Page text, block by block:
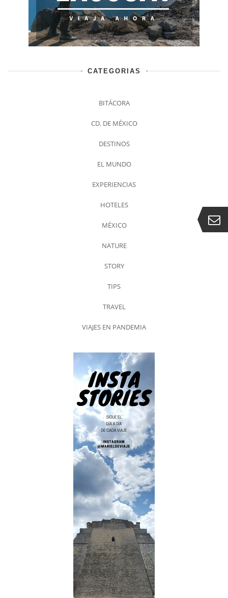
CATEGORIAS
BITÁCORA
CD. DE MÉXICO
DESTINOS
EL MUNDO
EXPERIENCIAS
HOTELES
MÉXICO
NATURE
STORY
TIPS
TRAVEL
VIAJES EN PANDEMIA